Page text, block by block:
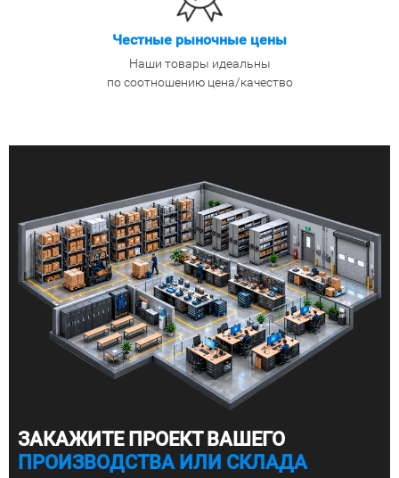
Честные рыночные цены
Наши товары идеальны
по соотношению цена/качество
ЗАКАЖИТЕ ПРОЕКТ ВАШЕГО
ПРОИЗВОДСТВА ИЛИ СКЛАДА